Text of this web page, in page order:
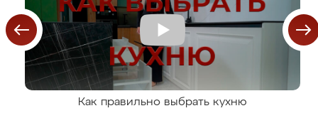
Как правильно выбрать кухню